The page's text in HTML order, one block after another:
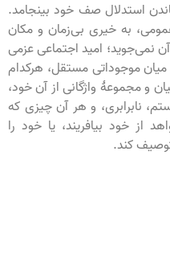
استدلال صف خود بینجامد.
به خیری بی‌زمان و مکان
نمی‌جوید؛ امید اجتماعی عزمی
موجوداتی مستقل، هرکدام
و مجموعۀ واژگانی از آن خود،
نابرابری، و هر آن چیزی که
از خود بیافریند، یا خود را
کند.